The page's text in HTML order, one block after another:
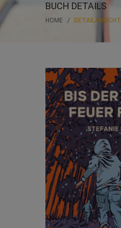
BUCH DETAILS
HOME DETAILANSICHT